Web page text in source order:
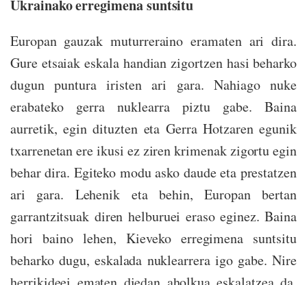
Ukrainako erregimena suntsitu
Europan gauzak muturreraino eramaten ari dira.
Gure etsaiak eskala handian zigortzen hasi beharko
dugun puntura iristen ari gara. Nahiago nuke
erabateko gerra nuklearra piztu gabe. Baina
aurretik, egin dituzten eta Gerra Hotzaren egunik
txarrenetan ere ikusi ez ziren krimenak zigortu egin
behar dira. Egiteko modu asko daude eta prestatzen
ari gara. Lehenik eta behin, Europan bertan
garrantzitsuak diren helburuei eraso eginez. Baina
hori baino lehen, Kieveko erregimena suntsitu
beharko dugu, eskalada nuklearrera igo gabe. Nire